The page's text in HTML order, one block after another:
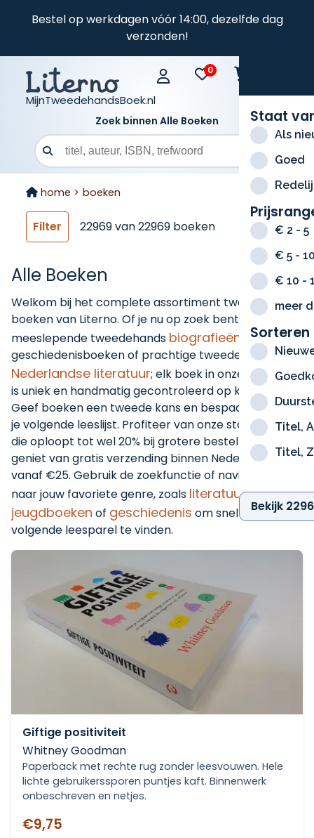
Bestel op werkdagen vóór 14:00, dezelfde dag
verzonden!
MijnTweedehandsBoek.nl
0
Zoek binnen Alle Boeken
Zoekveld
home > boeken
Filter 22969van22969boeken
Staat
Als
Goed
€ 2 - 5
€ 5 -
€ 10 -
meer
Sorteren
Titel,
Titel,
Bekijk
Alle Boeken
Welkom bij het complete assortiment tweedehands
boeken van Literno. Of je nu op zoek bent naar
meeslepende tweedehands biografieën
, zeldzame
geschiedenisboeken of prachtige tweedehands
Nederlandse literatuur; elk boek in onze collectie
is uniek en handmatig gecontroleerd op kwaliteit.
Geef boeken een tweede kans en bespaar direct op
je volgende leeslijst. Profiteer van onze stapelkorting
die oploopt tot wel 20% bij grotere bestellingen en
geniet van gratis verzending binnen Nederland
vanaf €25. Gebruik de zoekfunctie of navigeer direct
naar jouw favoriete genre, zoals literatuur,thrillers,
jeugdboeken of geschiedenis om snel je
volgende leesparel te vinden.
Giftige positiviteit
Whitney Goodman
Paperback met rechte rug zonder leesvouwen. Hele
lichte gebruikerssporen puntjes kaft. Binnenwerk
onbeschreven en netjes.
€9,75